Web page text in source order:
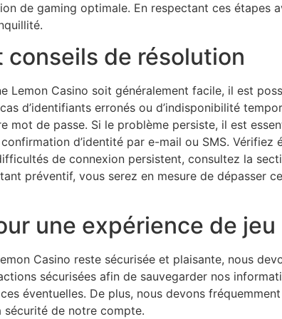
de gaming optimale. En respectant ces
de résolution
Lemon Casino soit généralement facile, il est
d’identifiants erronés ou d’indisponibilité
de passe. Si le problème persiste, il est
d’identité par e-mail ou SMS.
de connexion persistent, consultez la
préventif, vous serez en mesure de dépasser
une expérience de
Casino reste sécurisée et plaisante, nous
sécurisées afin de sauvegarder nos
éventuelles. De plus, nous devons
de notre compte.